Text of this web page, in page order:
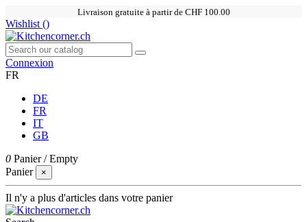
Livraison gratuite à partir de CHF 100.00
Wishlist ()
Connexion
FR
DE
FR
IT
GB
0 Panier /Empty
Panier
×
Il n'y a plus d'articles dans votre panier